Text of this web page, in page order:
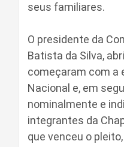
seus familiares.
O presidente da
Batista da Silva,
começaram com a
Nacional e, em
nominalmente e
integrantes da
que venceu o